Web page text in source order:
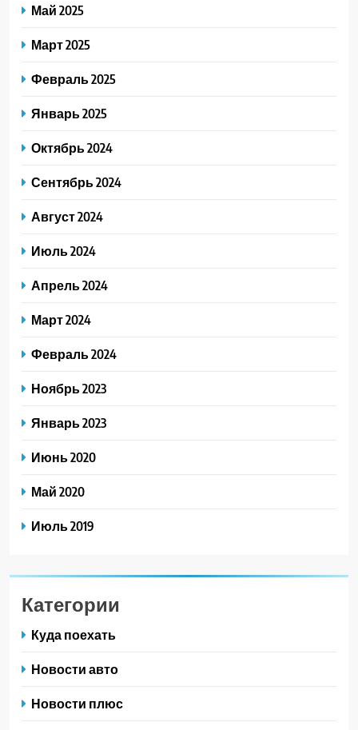
Май 2025
Март 2025
Февраль 2025
Январь 2025
Октябрь 2024
Сентябрь 2024
Август 2024
Июль 2024
Апрель 2024
Март 2024
Февраль 2024
Ноябрь 2023
Январь 2023
Июнь 2020
Май 2020
Июль 2019
Категории
Куда поехать
Новости авто
Новости плюс